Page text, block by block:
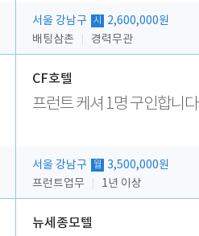
서울 강남구 시
2,600,000원
배팅삼촌
경력무관
CF호텔
프런트 케셔 1명 구인합니다
서울 강남구 월
3,500,000원
프런트업무
1년 이상
뉴세종모텔